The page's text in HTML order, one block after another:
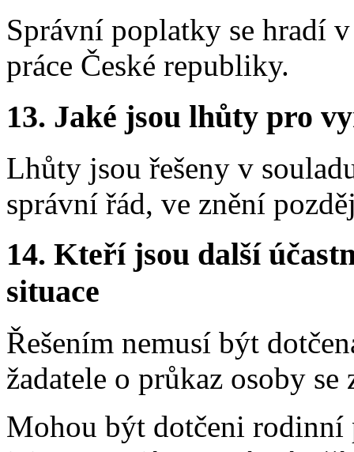
Správní poplatky se hradí
práce České republiky.
13. Jaké jsou lhůty pro
Lhůty jsou řešeny v
správní řád, ve znění
14. Kteří jsou další
situace
Řešením nemusí být
žadatele o průkaz osoby
Mohou být dotčeni rodinní